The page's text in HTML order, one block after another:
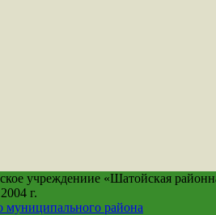
учреждениие «Шатойская
г.
района